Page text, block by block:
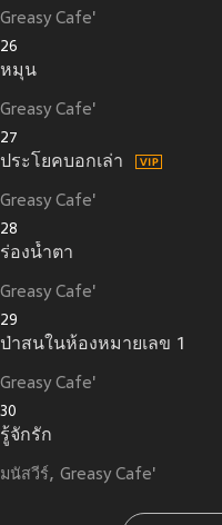
Greasy Cafe'
26
หมุน
Greasy Cafe'
27
ประโยคบอกเล่า
Greasy Cafe'
28
ร่องน้ำตา
Greasy Cafe'
29
ป่าสนในห้องหมายเลข 1
Greasy Cafe'
30
รู้จักรัก
มนัสวีร์ Greasy Cafe'